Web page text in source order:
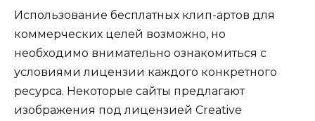
Использование бесплатных клип-артов для
коммерческих целей возможно, но
необходимо внимательно ознакомиться с
условиями лицензии каждого конкретного
ресурса. Некоторые сайты предлагают
изображения под лицензией Creative